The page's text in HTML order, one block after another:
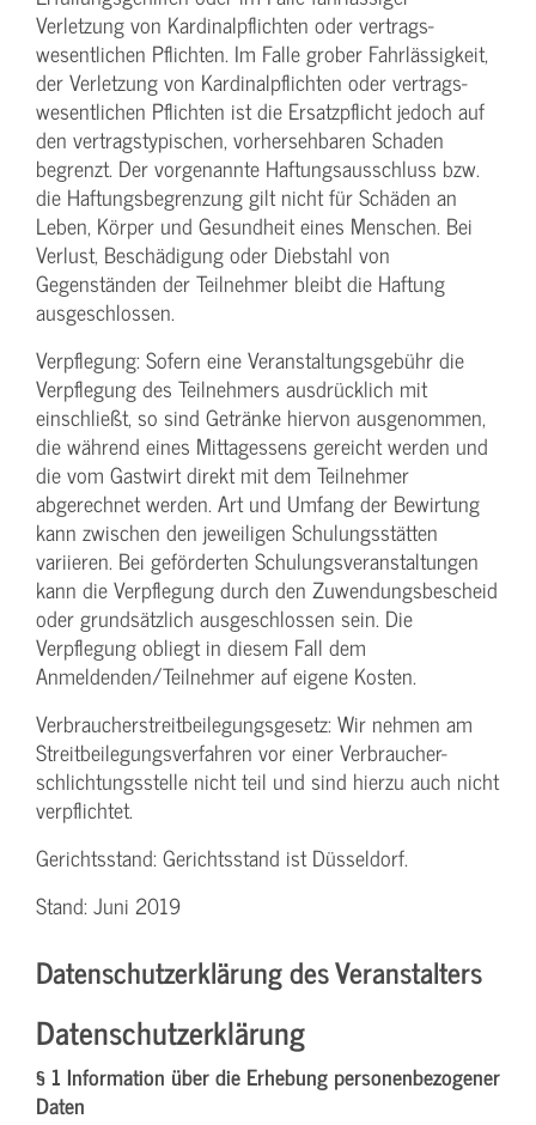
Verletzung von Kardinalpflichten oder vertrags­
wesentlichen Pflichten. Im Falle grober Fahrlässigkeit,
der Verletzung von Kardinalpflichten oder vertrags­
wesentlichen Pflichten ist die Ersatzpflicht jedoch auf
den vertragstypischen, vorhersehbaren Schaden
begrenzt. Der vorgenannte Haftungs­ausschluss bzw.
die Haftungs­begrenzung gilt nicht für Schäden an
Leben, Körper und Gesundheit eines Menschen. Bei
Verlust, Beschädigung oder Diebstahl von
Gegenständen der Teilnehmer bleibt die Haftung
ausgeschlossen.
Verpflegung: Sofern eine Veranstaltungs­gebühr die
Verpflegung des Teilnehmers ausdrücklich mit
einschließt, so sind Getränke hiervon ausgenommen,
die während eines Mittagessens gereicht werden und
die vom Gastwirt direkt mit dem Teilnehmer
abgerechnet werden. Art und Umfang der Bewirtung
kann zwischen den jeweiligen Schulungsstätten
variieren. Bei geförderten Schulungs­veranstaltungen
kann die Verpflegung durch den Zuwendungs­bescheid
oder grundsätzlich ausgeschlossen sein. Die
Verpflegung obliegt in diesem Fall dem
Anmeldenden/­Teilnehmer auf eigene Kosten.
Verbraucher­streitbeilegungs­gesetz: Wir nehmen am
Streit­beilegungs­verfahren vor einer Verbraucher­
schlichtungs­stelle nicht teil und sind hierzu auch nicht
verpflichtet.
Gerichtsstand: Gerichtsstand ist Düsseldorf.
Stand: Juni 2019
Datenschutzerklärung des Veranstalters
Datenschutzerklärung
§ 1 Information über die Erhebung personenbezogener
Daten